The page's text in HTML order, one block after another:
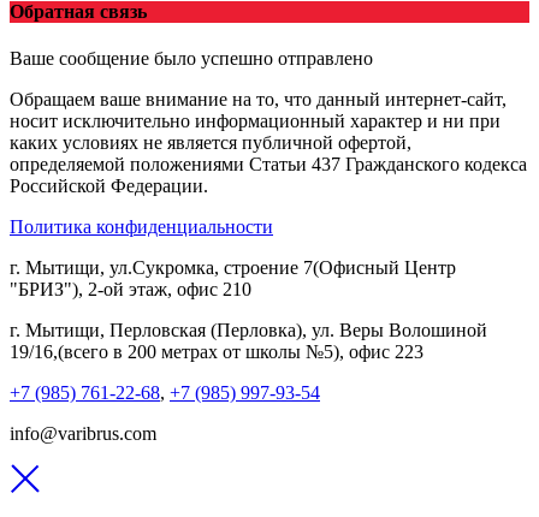
Обратная связь
Ваше сообщение было успешно отправлено
Обращаем ваше внимание на то, что данный интернет-сайт,
носит исключительно информационный характер и ни при
каких условиях не является публичной офертой,
определяемой положениями Статьи 437 Гражданского кодекса
Российской Федерации.
Политика конфиденциальности
г. Мытищи, ул.Сукромка, строение 7(Офисный Центр
"БРИЗ"), 2-ой этаж, офис 210
г. Мытищи, Перловская (Перловка), ул. Веры Волошиной
19/16,(всего в 200 метрах от школы №5), офис 223
+7 (985) 761-22-68, +7 (985) 997-93-54
info@varibrus.com